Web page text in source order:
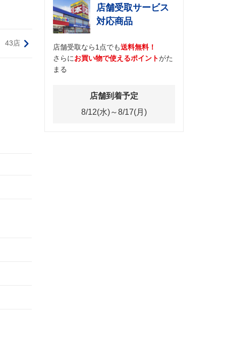
43店
店舗受取サービス
対応商品
店舗受取なら1点でも送料無料！
さらにお買い物で使えるポイントがた
まる
店舗到着予定
8/12(水)～8/17(月)